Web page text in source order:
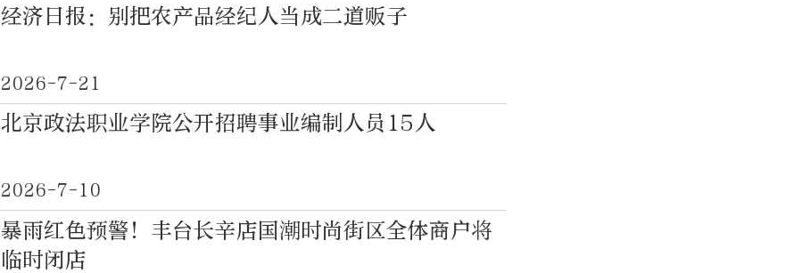
经济日报：别把农产品经纪人当成二道贩子
2026-7-21
北京政法职业学院公开招聘事业编制人员15人
2026-7-10
暴雨红色预警！丰台长辛店国潮时尚街区全体商户将
临时闭店